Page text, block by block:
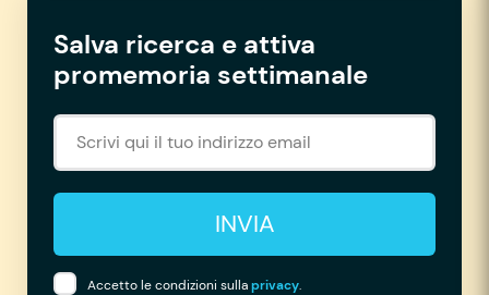
Salva ricerca e attiva
promemoria settimanale
INVIA
Accetto le condizioni sullaprivacy.